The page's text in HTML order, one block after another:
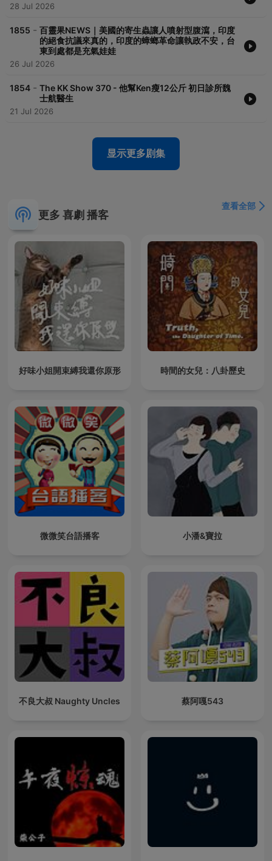
28 Jul 2026
1855 - 百靈果NEWS｜美國的寄生蟲讓人噴射型腹瀉，印度
的絕食抗議來真的，印度的蟑螂革命讓執政不安，台
東到處都是充氣娃娃
26 Jul 2026
1854 - The KK Show 370 - 他幫Ken瘦12公斤 初日診所魏
士航醫生
21 Jul 2026
显示更多剧集
更多 喜劇 播客
查看全部
好味小姐開束縛我還你原形 時間的女兒：八卦歷史
微微笑台語播客 小潘&寶拉
不良大叔 Naughty Uncles 蔡阿嘎543